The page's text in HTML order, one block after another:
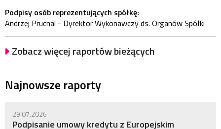
Podpisy osób reprezentujących spółkę:
Andrzej Prucnal - Dyrektor Wykonawczy ds. Organów Spółki
Zobacz więcej raportów bieżących
Najnowsze raporty
29.07.2026
Podpisanie umowy kredytu z Europejskim